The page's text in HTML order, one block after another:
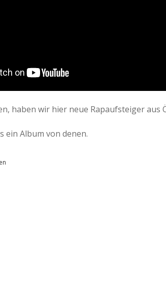
haben wir hier neue Rapaufsteiger aus
ein Album von denen.